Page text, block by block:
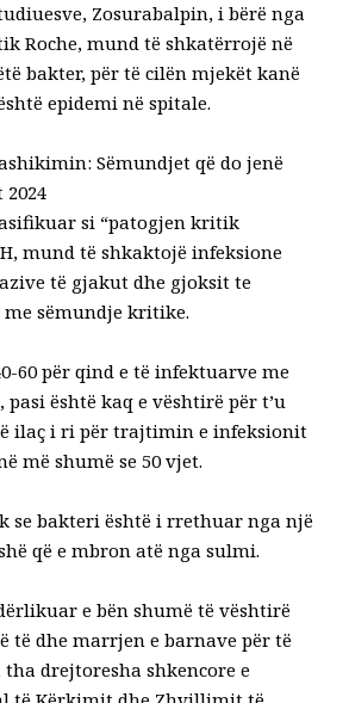
Zosurabalpin, i bërë nga
Roche, mund të shkatërrojë në
bakter, për të cilën mjekët kanë
epidemi në spitale.
Sëmundjet që do jenë
si “patogjen kritik
mund të shkaktojë infeksione
të gjakut dhe gjoksit te
sëmundje kritike.
60 për qind e të infektuarve me
është kaq e vështirë për t’u
ilaç i ri për trajtimin e infeksionit
më shumë se 50 vjet.
se bakteri është i rrethuar nga një
që e mbron atë nga sulmi.
e bën shumë të vështirë
të dhe marrjen e barnave për të
drejtoresha shkencore e